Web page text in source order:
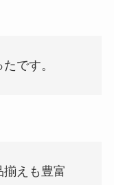
です。
えも豊富